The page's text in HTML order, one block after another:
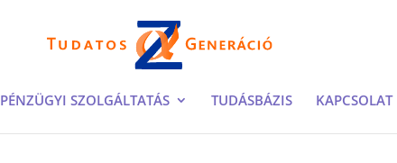
PÉNZÜGYI SZOLGÁLTATÁS TUDÁSBÁZIS KAPCSOLAT